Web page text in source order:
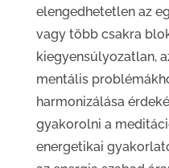
elengedhetetlen az
vagy több csakra
kiegyensúlyozatlan,
mentális
harmonizálása
gyakorolni a
energetikai